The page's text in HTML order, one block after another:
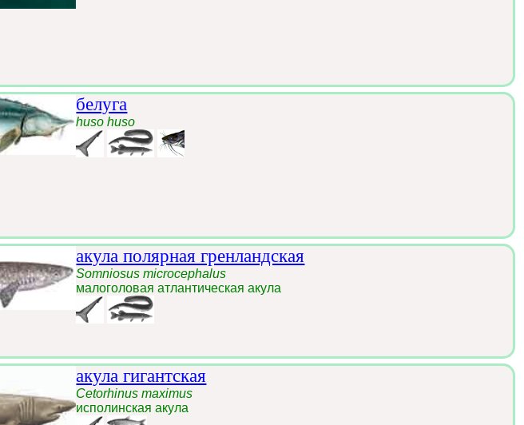
белуга
huso huso
акула полярная гренландская
Somniosus microcephalus
малоголовая атлантическая акула
акула гигантская
Cetorhinus maximus
исполинская акула